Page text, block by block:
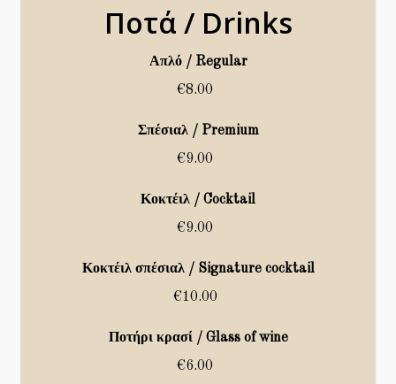
Ποτά / Drinks
Απλό / Regular
€8.00
Σπέσιαλ / Premium
€9.00
Κοκτέιλ / Cocktail
€9.00
Κοκτέιλ σπέσιαλ / Signature cocktail
€10.00
Ποτήρι κρασί / Glass of wine
€6.00